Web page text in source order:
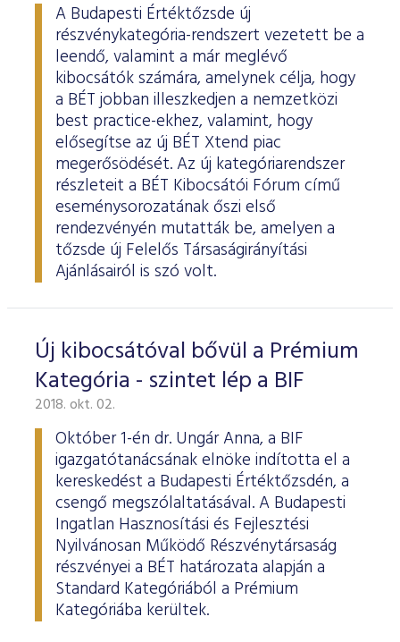
A Budapesti Értéktőzsde új
részvénykategória-rendszert vezetett be a
leendő, valamint a már meglévő
kibocsátók számára, amelynek célja, hogy
a BÉT jobban illeszkedjen a nemzetközi
best practice-ekhez, valamint, hogy
elősegítse az új BÉT Xtend piac
megerősödését. Az új kategóriarendszer
részleteit a BÉT Kibocsátói Fórum című
eseménysorozatának őszi első
rendezvényén mutatták be, amelyen a
tőzsde új Felelős Társaságirányítási
Ajánlásairól is szó volt.
Új kibocsátóval bővül a Prémium
Kategória - szintet lép a BIF
2018. okt. 02.
Október 1-én dr. Ungár Anna, a BIF
igazgatótanácsának elnöke indította el a
kereskedést a Budapesti Értéktőzsdén, a
csengő megszólaltatásával. A Budapesti
Ingatlan Hasznosítási és Fejlesztési
Nyilvánosan Működő Részvénytársaság
részvényei a BÉT határozata alapján a
Standard Kategóriából a Prémium
Kategóriába kerültek.